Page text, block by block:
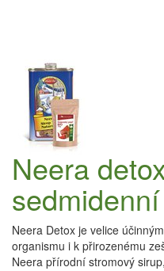
Neera
sedmidenní
Neera Detox je velice
organismu i k přirozenému
Neera přírodní stromový